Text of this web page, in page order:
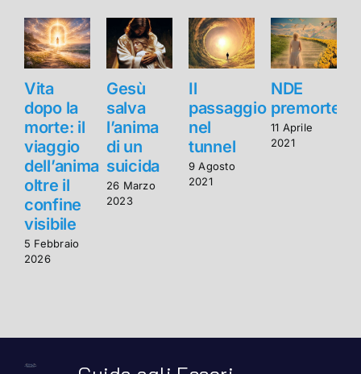
Vita
dopo la
morte: il
viaggio
dell’anima
oltre il
confine
visibile
5 Febbraio
2026
Gesù
salva
l’anima
di un
suicida
26 Marzo
2023
Il
passaggio
nel
tunnel
9 Agosto
2021
NDE
premorte
11 Aprile
2021